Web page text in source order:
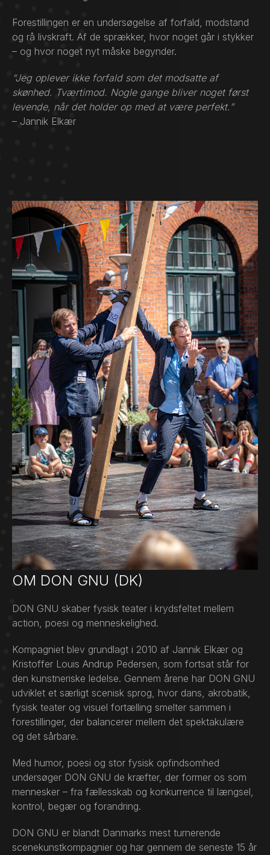
Forestillingen er en undersøgelse af forfald, modstand
og rå livskraft. Af de sprækker, hvor noget går i stykker
– og hvor noget nyt måske begynder.
“Jeg oplever ikke forfald som det modsatte af
skønhed. Tværtimod. Nogle gange bliver noget først
levende, når det holder op med at være perfekt.”
– Jannik Elkær
OM DON GNU (DK)
DON GNU skaber fysisk teater i krydsfeltet mellem
action, poesi og menneskelighed.
Kompagniet blev grundlagt i 2010 af Jannik Elkær og
Kristoffer Louis Andrup Pedersen, som fortsat står for
den kunstneriske ledelse. Gennem årene har DON GNU
udviklet et særligt scenisk sprog, hvor dans, akrobatik,
fysisk teater og visuel fortælling smelter sammen i
forestillinger, der balancerer mellem det spektakulære
og det sårbare.
Med humor, poesi og stor fysisk opfindsomhed
undersøger DON GNU de kræfter, der former os som
mennesker – fra fællesskab og konkurrence til længsel,
kontrol, begær og forandring.
DON GNU er blandt Danmarks mest turnerende
scenekunstkompagnier og har gennem de seneste 15 år